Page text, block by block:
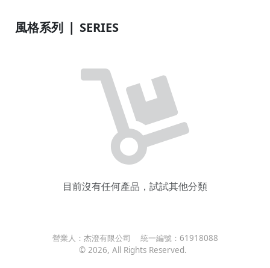
目前沒有任何產品，試試其他分類
風格系列 ❘ SERIES
營業人： 杰澄有限公司 統一編號： 61918088
© 2026, All Rights Reserved.